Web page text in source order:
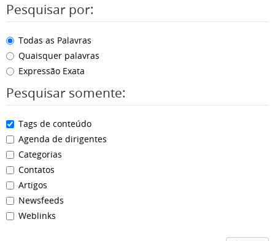
Pesquisar por:
Todas as Palavras
Quaisquer palavras
Expressão Exata
Pesquisar somente:
Tags de conteúdo
Agenda de dirigentes
Categorias
Contatos
Artigos
Newsfeeds
Weblinks